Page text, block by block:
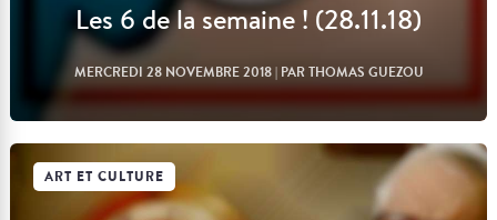
Les 6 de la semaine ! (28.11.18)
MERCREDI 28 NOVEMBRE 2018| PAR THOMAS GUEZOU
ART ET CULTURE